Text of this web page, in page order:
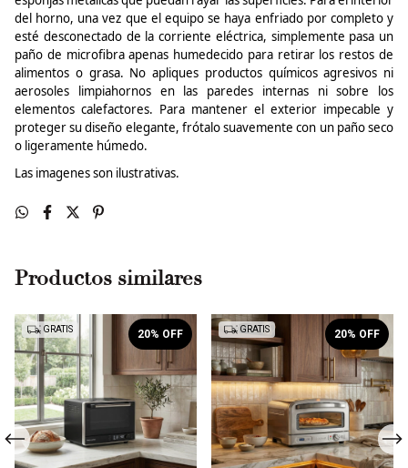
del horno, una vez que el equipo se haya enfriado por completo y
esté desconectado de la corriente eléctrica, simplemente pasa un
paño de microfibra apenas humedecido para retirar los restos de
alimentos o grasa. No apliques productos químicos agresivos ni
aerosoles limpiahornos en las paredes internas ni sobre los
elementos calefactores. Para mantener el exterior impecable y
proteger su diseño elegante, frótalo suavemente con un paño seco
o ligeramente húmedo.
Las imagenesson ilustrativas.
Productos similares
GRATIS 20% OFF GRATIS 20% OFF